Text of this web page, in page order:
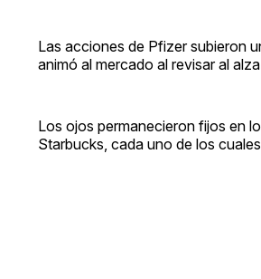
Las acciones de Pfizer subieron
animó al mercado al revisar al
Los ojos permanecieron fijos en
Starbucks, cada uno de los